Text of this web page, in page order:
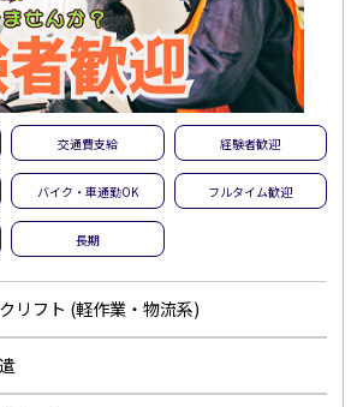
交通費支給 経験者歓迎
バイク・車通勤OK フルタイム歓迎
長期
リフト (軽作業・物流系)